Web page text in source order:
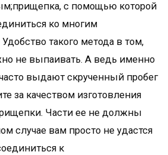
с помощью которой
ко многим
такого метода в том,
не выпаивать. А ведь именно
выдают скрученный пробег
за качеством изготовления
Части ее не должны
случае вам просто не удастся
к